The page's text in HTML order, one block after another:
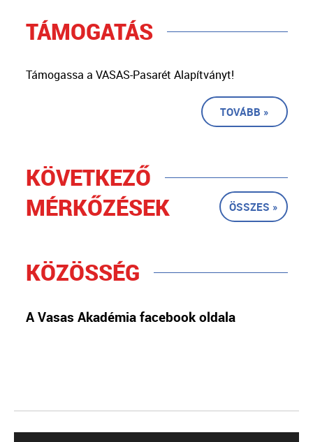
TÁMOGATÁS
Támogassa a VASAS-Pasarét Alapítványt!
TOVÁBB »
KÖVETKEZŐ
MÉRKŐZÉSEK
ÖSSZES »
KÖZÖSSÉG
A Vasas Akadémia facebook oldala